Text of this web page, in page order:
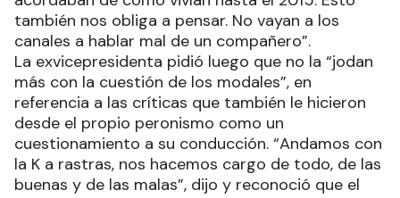
también nos obliga a pensar. No vayan a los
canales a hablar mal de un compañero”.
La exvicepresidenta pidió luego que no la “jodan
más con la cuestión de los modales”, en
referencia a las críticas que también le hicieron
desde el propio peronismo como un
cuestionamiento a su conducción. “Andamos con
la K a rastras, nos hacemos cargo de todo, de las
buenas y de las malas”, dijo y reconoció que el